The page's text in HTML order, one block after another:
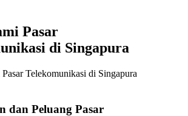
Pasar
di Singapura
dan Peluang Pasar